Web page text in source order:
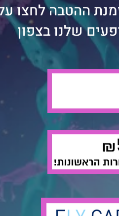
ההטבה לחצו
שלנו בצפון